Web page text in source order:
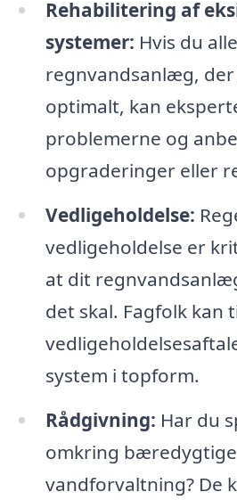
Rehabilitering af
systemer: Hvis du
regnvandsanlæg,
optimalt, kan
problemerne og
opgraderinger eller
Vedligeholdelse:
vedligeholdelse er
at dit
det skal. Fagfolk kan
system i topform.
Rådgivning: Har du
omkring
vandforvaltning? De